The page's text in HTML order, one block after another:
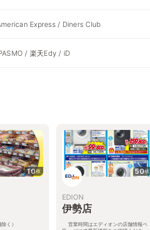
Express / Diners Club
/ 楽天Edy / iD
10枚
く）
50枚
EDION
伊勢店
営業時間はエディオンの店舗情報ペ